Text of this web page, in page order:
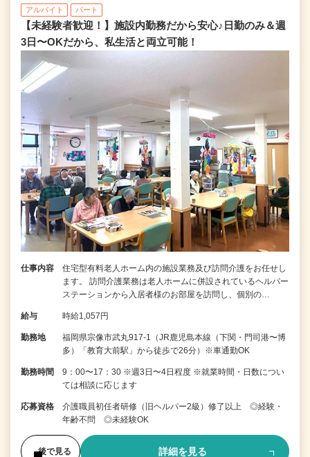
アルバイト パート
【未経験者歓迎！】施設内勤務だから安心♪日勤のみ＆週
3日〜OKだから、私生活と両立可能！
仕事内容
住宅型有料老人ホーム内の施設業務及び訪問介護をお任せし
ます。 訪問介護業務は老人ホームに併設されているヘルパー
ステーションから入居者様のお部屋を訪問し、個別の…
給与 時給1,057円
勤務地
福岡県宗像市武丸917-1（JR鹿児島本線（下関・門司港〜博
多）「教育大前駅」から徒歩で26分）※車通勤OK
勤務時間
9：00〜17：30 ※週3日〜4日程度 ※就業時間・日数につい
ては相談に応じます
応募資格
介護職員初任者研修（旧ヘルパー2級）修了以上 ◎経験・
年齢不問 ◎未経験OK
後で見る 詳細を見る